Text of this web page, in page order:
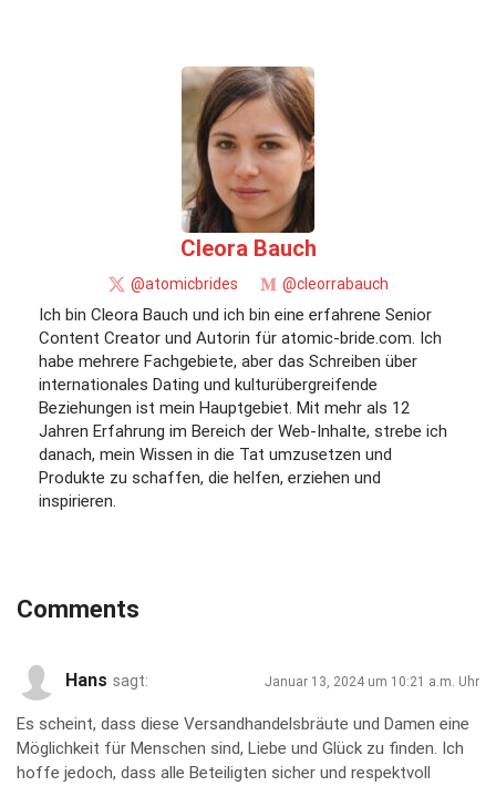
Cleora Bauch
@atomicbrides @cleorrabauch
Ich bin Cleora Bauch und ich bin eine erfahrene Senior
Content Creator und Autorin für atomic-bride.com. Ich
habe mehrere Fachgebiete, aber das Schreiben über
internationales Dating und kulturübergreifende
Beziehungen ist mein Hauptgebiet. Mit mehr als 12
Jahren Erfahrung im Bereich der Web-Inhalte, strebe ich
danach, mein Wissen in die Tat umzusetzen und
Produkte zu schaffen, die helfen, erziehen und
inspirieren.
Comments
Hans sagt: Januar 13, 2024 um 10:21 a.m. Uhr
Es scheint, dass diese Versandhandelsbräute und Damen eine
Möglichkeit für Menschen sind, Liebe und Glück zu finden. Ich
hoffe jedoch, dass alle Beteiligten sicher und respektvoll